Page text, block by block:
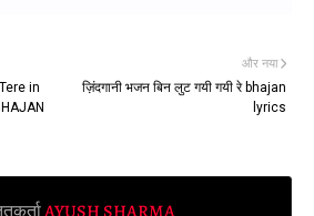
और नया
ज़िंदगानी भजन बिन लुट गयी गयी रे bhajan
lyrics
in